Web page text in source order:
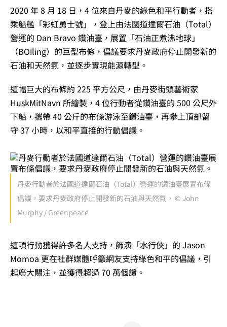
2020 年 8 月 18 日，4 位來自丹麥的綠色和平行動者，搭
乘船艦「彩虹勇士號」，登上由法國道達爾石油（Total）
營運的 Dan Bravo 鑽油臺，展置「石油正煮沸地球」
（BOiling）的巨型布條，倡議要求丹麥政府停止開發新的
石油和天然氣，並逐步實現能源轉型。
這幅巨大的布條約 225 平方公尺，由丹麥街頭藝術家
HuskMitNavn 所繪製，4 位行動者從鑽油臺的 500 公尺外
下船，攜帶 40 公斤的布條游泳至鑽油臺，再攀上頂部留
守 37 小時，以和平直接的行動倡議。
丹麥行動者於法國道達爾石油（Total）營運的鑽油臺展置布條
倡議，要求丹麥政府停止開發新的石油與天然氣。 © John
Murphy / Greenpeace
這項行動獲得許多名人支持，飾演「水行俠」的 Jason
Momoa 更在社群媒體呼籲網友支持綠色和平的倡議，引
起廣大關注，並獲得超過 70 萬個讚。